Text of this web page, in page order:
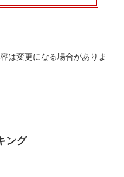
は変更になる場合がありま
ング